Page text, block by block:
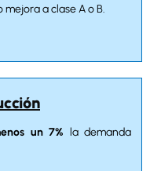
a clase A o B.
un 7% la demanda